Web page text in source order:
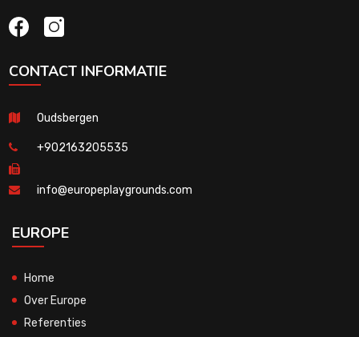
CONTACT INFORMATIE
Oudsbergen
+902163205535
info@europeplaygrounds.com
EUROPE
Home
Over Europe
Referenties